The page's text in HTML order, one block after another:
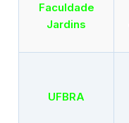
Faculdade
Jardins
UFBRA